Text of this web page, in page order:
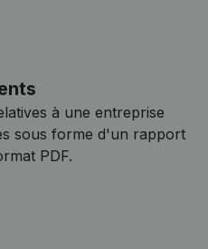
à une entreprise
sous forme d'un rapport
PDF.